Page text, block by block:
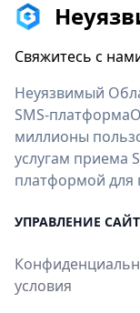
Свяжитесь с
Неуязвимый
SMS-
миллионы
услугам приема
платформой для
УПРАВЛЕНИЕ
условия